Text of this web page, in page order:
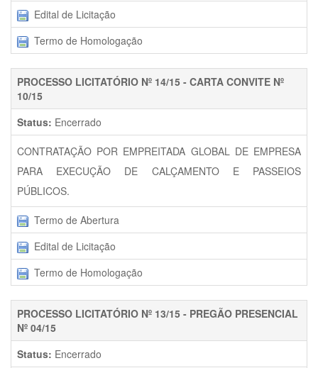
Edital de Licitação
Termo de Homologação
PROCESSO LICITATÓRIO Nº 14/15 - CARTA CONVITE Nº
10/15
Status: Encerrado
CONTRATAÇÃO POR EMPREITADA GLOBAL DE EMPRESA
PARA EXECUÇÃO DE CALÇAMENTO E PASSEIOS
PÚBLICOS.
Termo de Abertura
Edital de Licitação
Termo de Homologação
PROCESSO LICITATÓRIO Nº 13/15 - PREGÃO PRESENCIAL
Nº 04/15
Status: Encerrado